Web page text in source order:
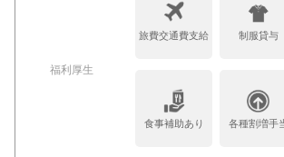
福利厚生
旅費交通費支給 制服貸与
食事補助あり 各種割増手